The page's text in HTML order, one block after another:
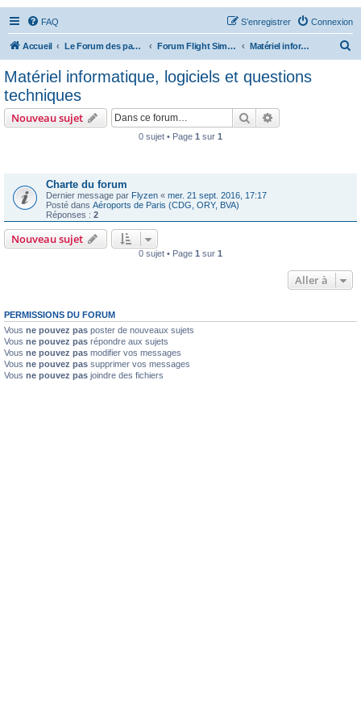
FAQ Connexion
S’enregistrer
Accueil Le Forum des passionnés d'aviation Forum Flight Simulator Matériel informatique, logiciels et questions techniques
r
Matériel informatique, logiciels et questions
techniques
Nouveau sujet Rechercher
0 sujet • Page 1 sur 1
Charte du forum
Dernier message par Flyzen « mer. 21 sept. 2016, 17:17
Posté dans Aéroports de Paris (CDG, ORY, BVA)
Réponses : 2
Nouveau sujet
0 sujet • Page 1 sur 1
Aller à
PERMISSIONS DU FORUM
Vous ne pouvez pas poster de nouveaux sujets
Vous ne pouvez pas répondre aux sujets
Vous ne pouvez pas modifier vos messages
Vous ne pouvez pas supprimer vos messages
Vous ne pouvez pas joindre des fichiers